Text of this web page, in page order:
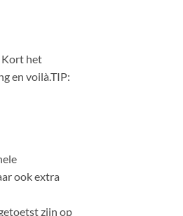
Kort het
en voilà.TIP:
ook extra
zijn op